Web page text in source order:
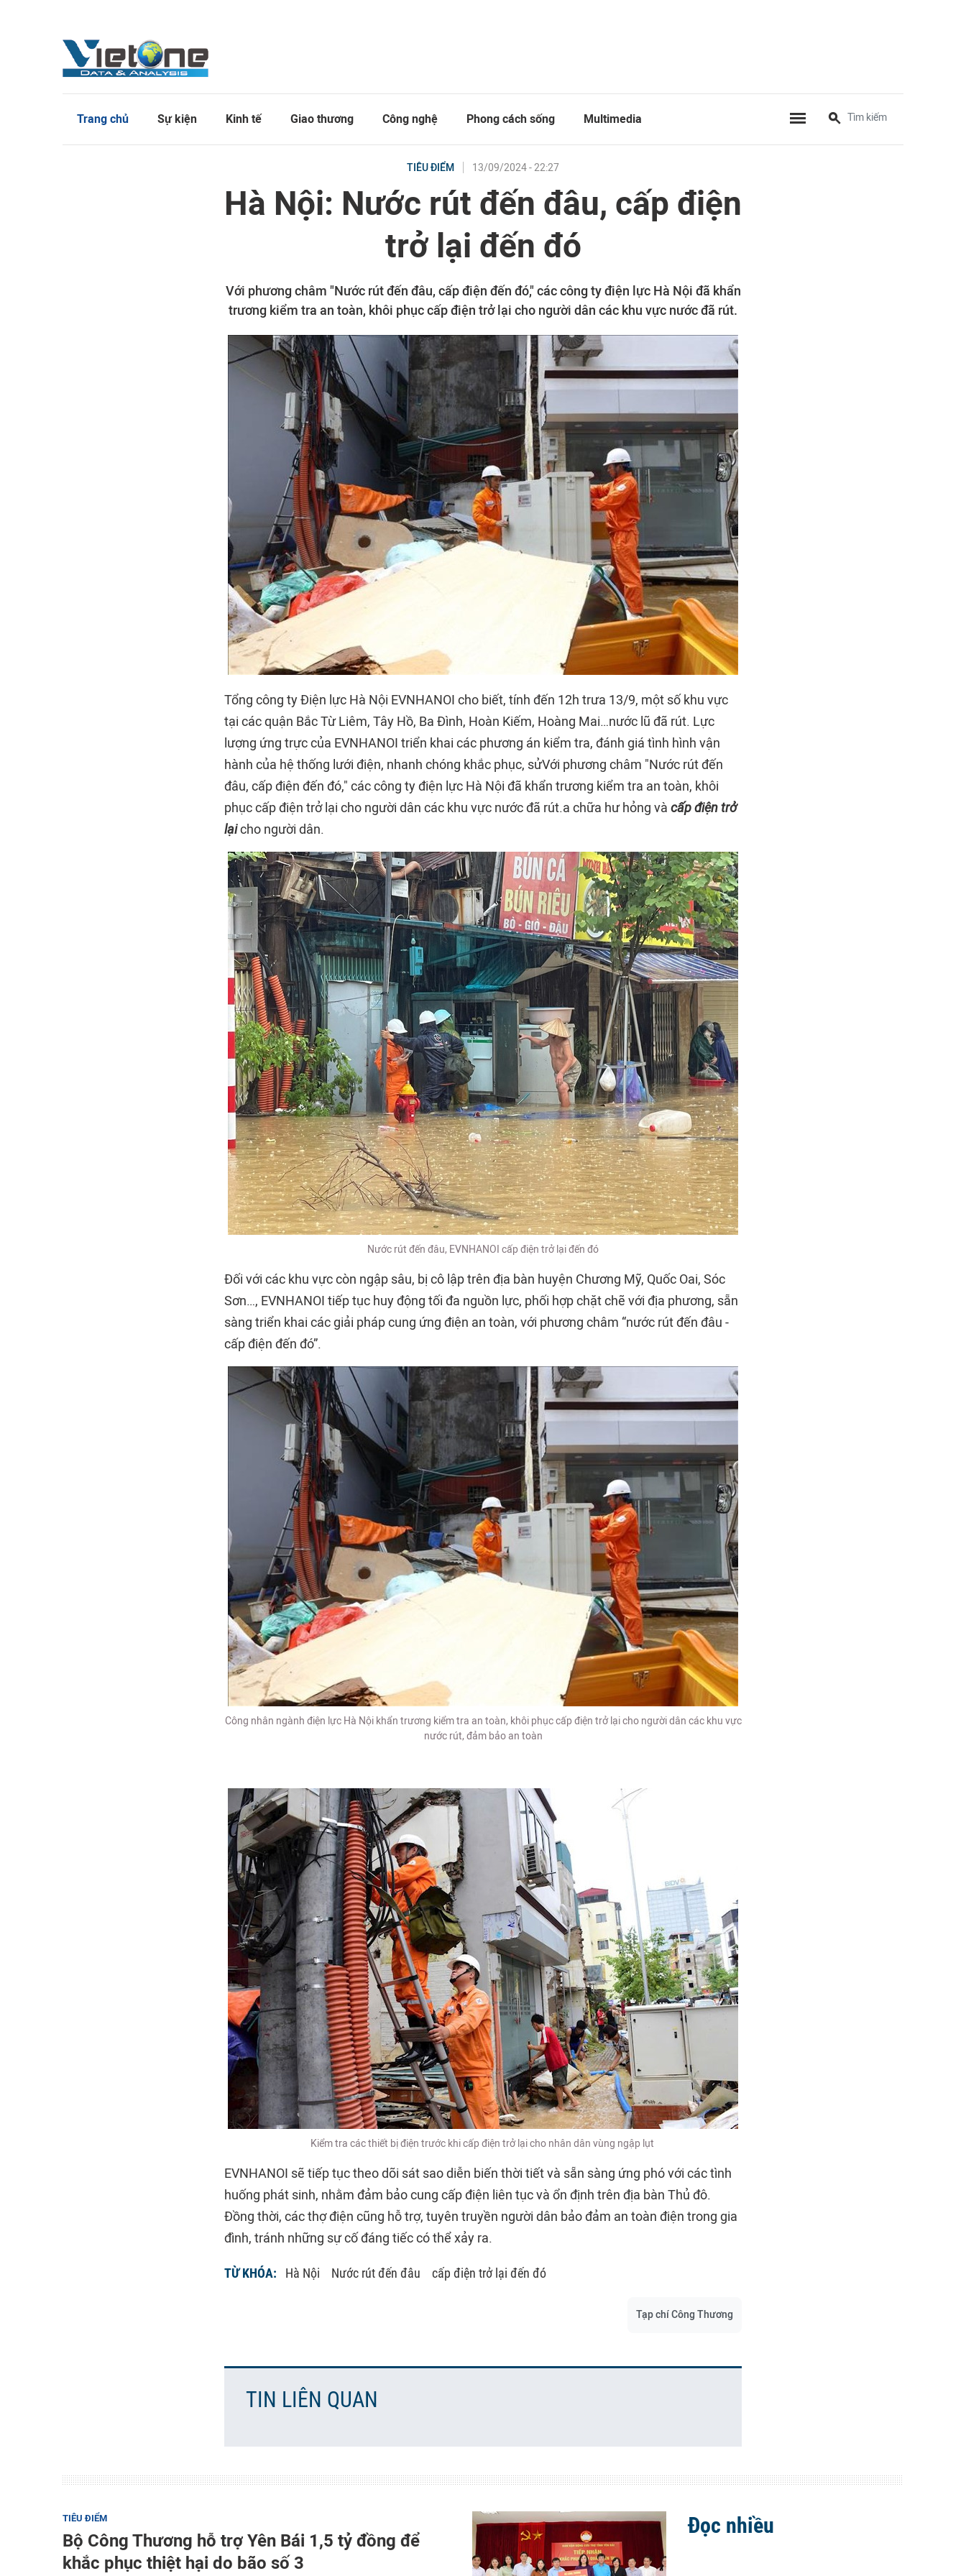
Trang chủ Sự kiện Kinh tế Giao thương Công nghệ Phong cách sống Multimedia
TIÊU ĐIỂM 13/09/2024 - 22:27
Hà Nội: Nước rút đến đâu, cấp điện
trở lại đến đó
Với phương châm "Nước rút đến đâu, cấp điện đến đó," các công ty điện lực Hà Nội đã khẩn
trương kiểm tra an toàn, khôi phục cấp điện trở lại cho người dân các khu vực nước đã rút.
Tổng công ty Điện lực Hà Nội EVNHANOI cho biết, tính đến 12h trưa 13/9, một số khu vực
tại các quận Bắc Từ Liêm, Tây Hồ, Ba Đình, Hoàn Kiếm, Hoàng Mai…nước lũ đã rút. Lực
lượng ứng trực của EVNHANOI triển khai các phương án kiểm tra, đánh giá tình hình vận
hành của hệ thống lưới điện, nhanh chóng khắc phục, sửVới phương châm "Nước rút đến
đâu, cấp điện đến đó," các công ty điện lực Hà Nội đã khẩn trương kiểm tra an toàn, khôi
phục cấp điện trở lại cho người dân các khu vực nước đã rút.a chữa hư hỏng và cấp điện trở
lạicho người dân.
Nước rút đến đâu, EVNHANOI cấp điện trở lại đến đó
Đối với các khu vực còn ngập sâu, bị cô lập trên địa bàn huyện Chương Mỹ, Quốc Oai, Sóc
Sơn…, EVNHANOI tiếp tục huy động tối đa nguồn lực, phối hợp chặt chẽ với địa phương, sẵn
sàng triển khai các giải pháp cung ứng điện an toàn, với phương châm “nước rút đến đâu -
cấp điện đến đó”.
Công nhân ngành điện lực Hà Nội khẩn trương kiểm tra an toàn, khôi phục cấp điện trở lại cho người dân các khu vực
nước rút, đảm bảo an toàn
Kiểm tra các thiết bị điện trước khi cấp điện trở lại cho nhân dân vùng ngập lụt
EVNHANOI sẽ tiếp tục theo dõi sát sao diễn biến thời tiết và sẵn sàng ứng phó với các tình
huống phát sinh, nhằm đảm bảo cung cấp điện liên tục và ổn định trên địa bàn Thủ đô.
Đồng thời, các thợ điện cũng hỗ trợ, tuyên truyền người dân bảo đảm an toàn điện trong gia
đình, tránh những sự cố đáng tiếc có thể xảy ra.
TỪ KHÓA: Hà Nội Nước rút đến đâu cấp điện trở lại đến đó
Tạp chí Công Thương
TIN LIÊN QUAN
TIÊU ĐIỂM
Bộ Công Thương hỗ trợ Yên Bái 1,5 tỷ đồng để
khắc phục thiệt hại do bão số 3
Đọc nhiều